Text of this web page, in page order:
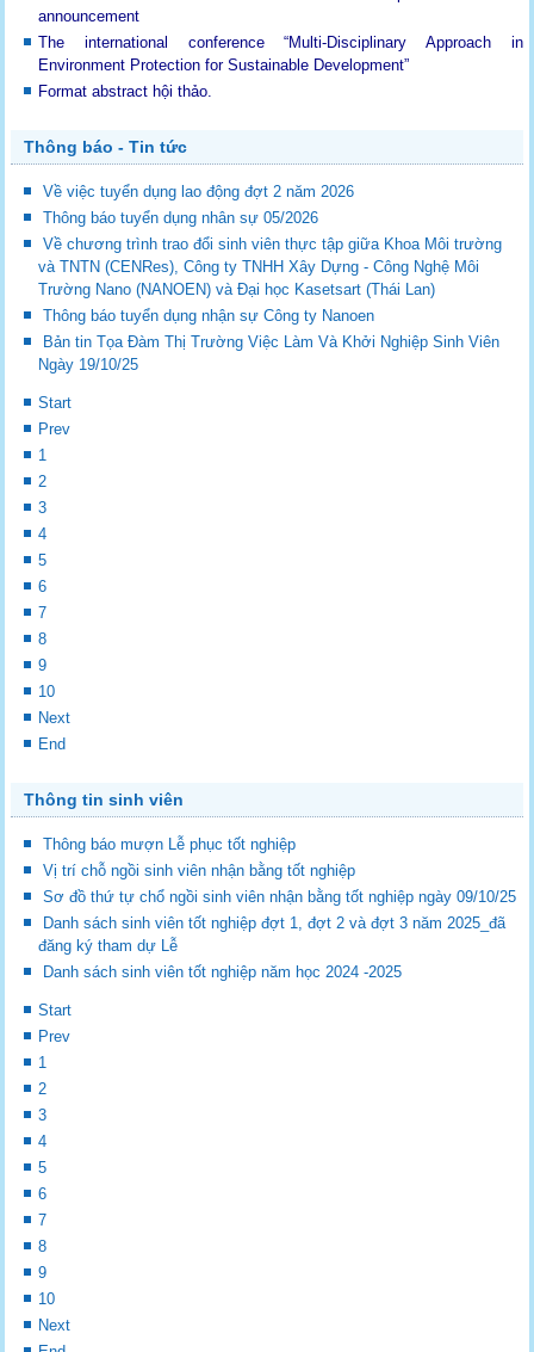
announcement
The international conference “Multi-Disciplinary Approach in
Environment Protection for Sustainable Development”
Format abstract hội thảo.
Thông báo - Tin tức
Về việc tuyển dụng lao động đợt 2 năm 2026
Thông báo tuyển dụng nhân sự 05/2026
Về chương trình trao đổi sinh viên thực tập giữa Khoa Môi trường
và TNTN (CENRes), Công ty TNHH Xây Dựng - Công Nghệ Môi
Trường Nano (NANOEN) và Đại học Kasetsart (Thái Lan)
Thông báo tuyển dụng nhận sự Công ty Nanoen
Bản tin Tọa Đàm Thị Trường Việc Làm Và Khởi Nghiệp Sinh Viên
Ngày 19/10/25
Start
Prev
1
2
3
4
5
6
7
8
9
10
Next
End
Thông tin sinh viên
Thông báo mượn Lễ phục tốt nghiệp
Vị trí chỗ ngồi sinh viên nhận bằng tốt nghiệp
Sơ đồ thứ tự chổ ngồi sinh viên nhận bằng tốt nghiệp ngày 09/10/25
Danh sách sinh viên tốt nghiệp đợt 1, đợt 2 và đợt 3 năm 2025_đã
đăng ký tham dự Lễ
Danh sách sinh viên tốt nghiệp năm học 2024 -2025
Start
Prev
1
2
3
4
5
6
7
8
9
10
Next